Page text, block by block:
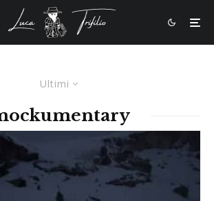
Ultimi